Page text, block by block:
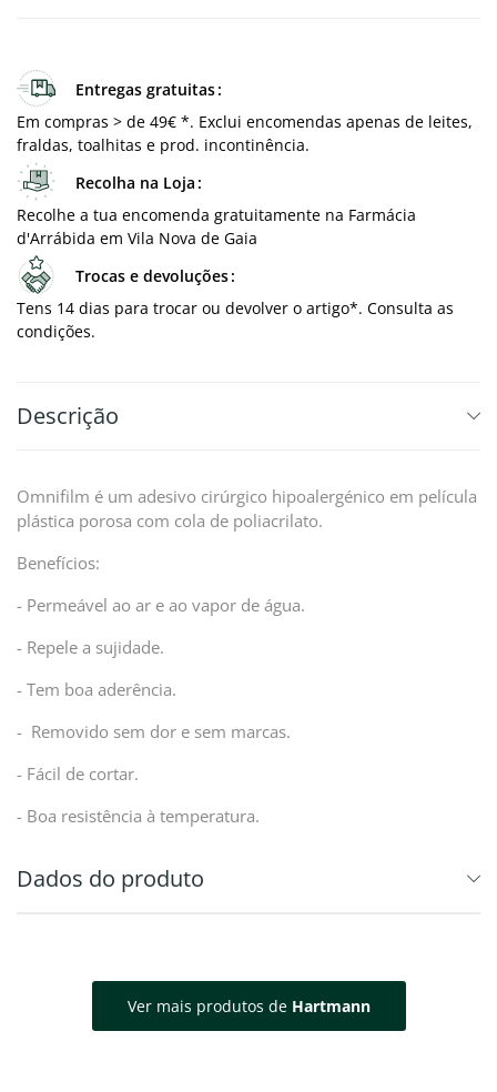
Entregas gratuitas
Em compras > de 49€ *. Exclui encomendas apenas de leites,
fraldas, toalhitas e prod. incontinência.
Recolha na Loja
Recolhe a tua encomenda gratuitamente na Farmácia
d'Arrábida em Vila Nova de Gaia
Trocas e devoluções
Tens 14 dias para trocar ou devolver o artigo*. Consulta as
condições.
Descrição
Omnifilm é um adesivo cirúrgico hipoalergénico em película
plástica porosa com cola de poliacrilato.
Benefícios:
- Permeável ao ar e ao vapor de água.
- Repele a sujidade.
- Tem boa aderência.
- Removido sem dor e sem marcas.
- Fácil de cortar.
- Boa resistência à temperatura.
Dados do produto
Ver mais produtos de Hartmann